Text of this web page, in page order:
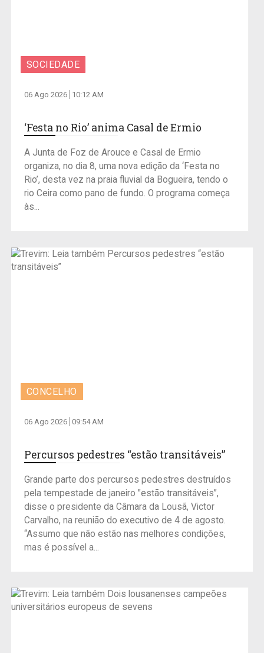
SOCIEDADE
06 Ago 2026 10:12 AM
‘Festa no Rio’ anima Casal de Ermio
A Junta de Foz de Arouce e Casal de Ermio
organiza, no dia 8, uma nova edição da ‘Festa no
Rio’, desta vez na praia fluvial da Bogueira, tendo o
rio Ceira como pano de fundo. O programa começa
às...
CONCELHO
06 Ago 2026 09:54 AM
Percursos pedestres “estão transitáveis”
Grande parte dos percursos pedestres destruídos
pela tempestade de janeiro "estão transitáveis”,
disse o presidente da Câmara da Lousã, Victor
Carvalho, na reunião do executivo de 4 de agosto.
“Assumo que não estão nas melhores condições,
mas é possível a...